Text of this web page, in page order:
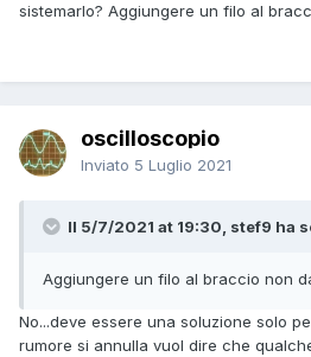
sistemarlo? Aggiungere un filo al
oscilloscopio
Inviato 5 Luglio 2021
Il 5/7/2021 at 19:30, stef9 ha
Aggiungere un filo al braccio non
No...deve essere una soluzione solo
rumore si annulla vuol dire che